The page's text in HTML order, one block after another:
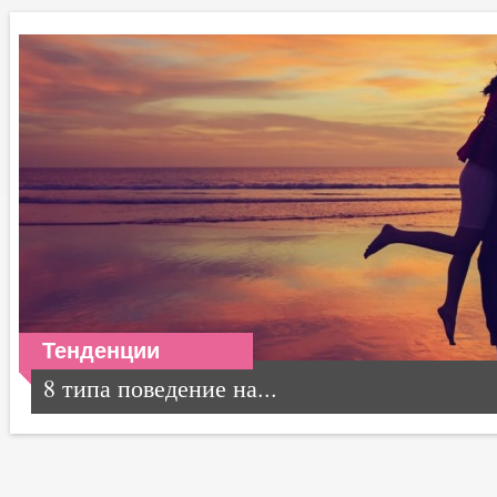
Тенденции
8 типа поведение на...